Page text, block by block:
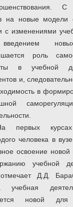
С
на новые модели
с изменениями
роль
в учебной
и,
в
первых
человека в
освоение
учебной
Д.Д.
учебная
новой для